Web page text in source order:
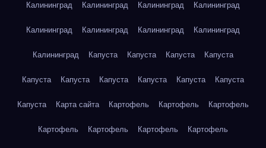
Калининград Калининград Калининград Калининград
Калининград Калининград Калининград Калининград
Калининград Капуста Капуста Капуста Капуста
Капуста Капуста Капуста Капуста Капуста Капуста
Капуста Карта сайта Картофель Картофель Картофель
Картофель Картофель Картофель Картофель